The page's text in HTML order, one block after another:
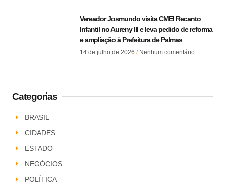
Vereador Josmundo visita CMEI Recanto
Infantil no Aureny III e leva pedido de reforma
e ampliação à Prefeitura de Palmas
14 de julho de 2026 Nenhum comentário
Categorias
BRASIL
CIDADES
ESTADO
NEGÓCIOS
POLÍTICA